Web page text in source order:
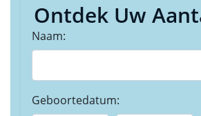
Ontdek Uw
Naam:
Geboortedatum: